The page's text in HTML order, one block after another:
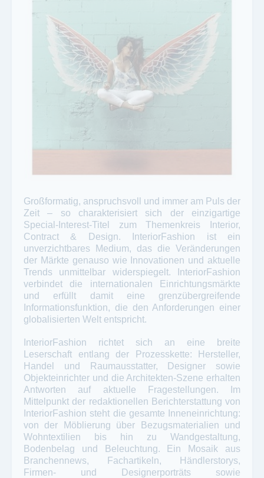
Großformatig, anspruchsvoll und immer am Puls der
Zeit – so charakterisiert sich der einzigartige
Special-Interest-Titel zum Themenkreis Interior,
Contract & Design. InteriorFashion ist ein
unverzichtbares Medium, das die Veränderungen
der Märkte genauso wie Innovationen und aktuelle
Trends unmittelbar widerspiegelt. InteriorFashion
verbindet die internationalen Einrichtungsmärkte
und erfüllt damit eine grenzübergreifende
Informationsfunktion, die den Anforderungen einer
globalisierten Welt entspricht.
InteriorFashion richtet sich an eine breite
Leserschaft entlang der Prozesskette: Hersteller,
Handel und Raumausstatter, Designer sowie
Objekteinrichter und die Architekten-Szene erhalten
Antworten auf aktuelle Fragestellungen. Im
Mittelpunkt der redaktionellen Berichterstattung von
InteriorFashion steht die gesamte Inneneinrichtung:
von der Möblierung über Bezugsmaterialien und
Wohntextilien bis hin zu Wandgestaltung,
Bodenbelag und Beleuchtung. Ein Mosaik aus
Branchennews, Fachartikeln, Händlerstorys,
Firmen- und Designerporträts sowie